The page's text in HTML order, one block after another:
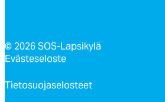
© 2026 SOS-Lapsikylä
Evästeseloste
Tietosuojaselosteet